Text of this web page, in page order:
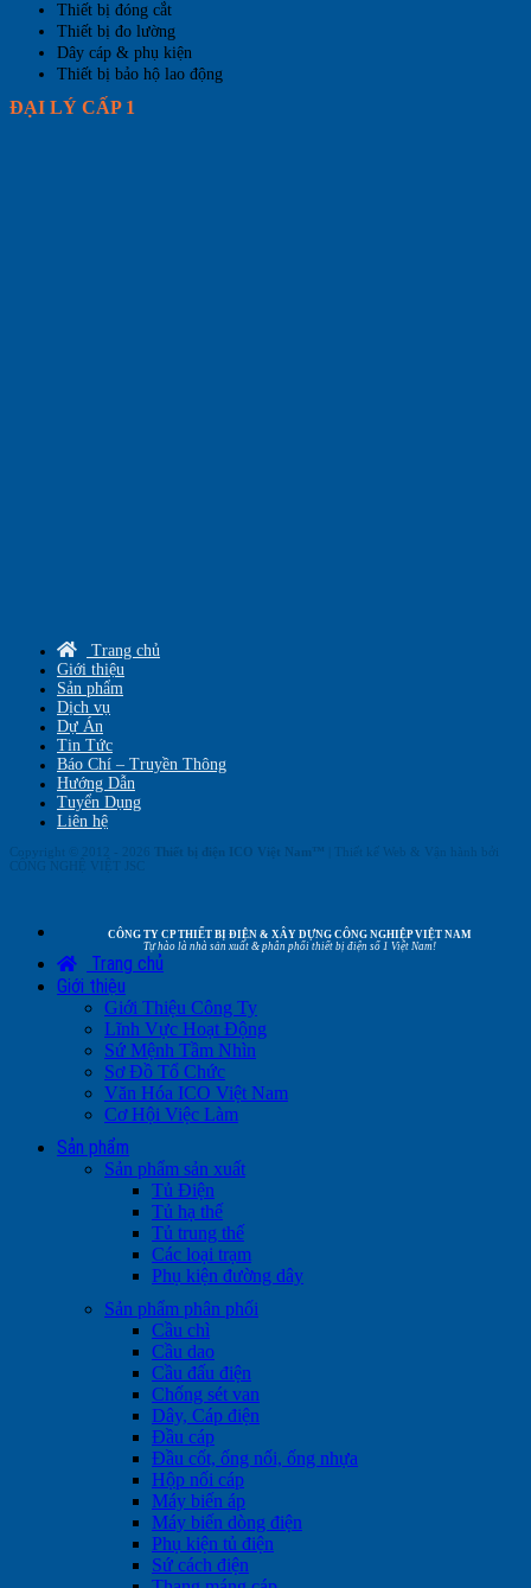
Thiết bị đóng cắt
Thiết bị đo lường
Dây cáp & phụ kiện
Thiết bị bảo hộ lao động
ĐẠI LÝ CẤP 1
Trang chủ
Giới thiệu
Sản phẩm
Dịch vụ
Dự Án
Tin Tức
Báo Chí – Truyền Thông
Hướng Dẫn
Tuyển Dụng
Liên hệ
Copyright © 2012 - 2026 Thiết bị điện ICO Việt Nam™ | Thiết kế Web & Vận hành bởi
CÔNG NGHỆ VIỆT JSC
CÔNG TY CP THIẾT BỊ ĐIỆN & XÂY DỰNG CÔNG NGHIỆP VIỆT NAM
Tự hào là nhà sản xuất & phân phối thiết bị điện số 1 Việt Nam!
Trang chủ
Giới thiệu
Giới Thiệu Công Ty
Lĩnh Vực Hoạt Động
Sứ Mệnh Tầm Nhìn
Sơ Đồ Tổ Chức
Văn Hóa ICO Việt Nam
Cơ Hội Việc Làm
Sản phẩm
Sản phẩm sản xuất
Tủ Điện
Tủ hạ thế
Tủ trung thế
Các loại trạm
Phụ kiện đường dây
Sản phẩm phân phối
Cầu chì
Cầu dao
Cầu đấu điện
Chống sét van
Dây, Cáp điện
Đầu cáp
Đầu cốt, ống nối, ống nhựa
Hộp nối cáp
Máy biến áp
Máy biến dòng điện
Phụ kiện tủ điện
Sứ cách điện